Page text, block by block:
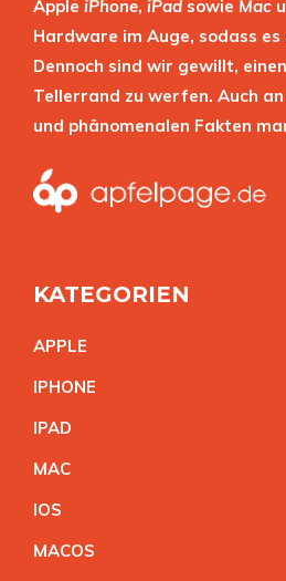
Apple iPhone, iPad sowie Mac
Hardware im Auge, sodass
Dennoch sind wir gewillt,
Tellerrand zu werfen. Auch
und phänomenalen Fakten
KATEGORIEN
APPLE
IPHONE
IPAD
MAC
IOS
MACOS